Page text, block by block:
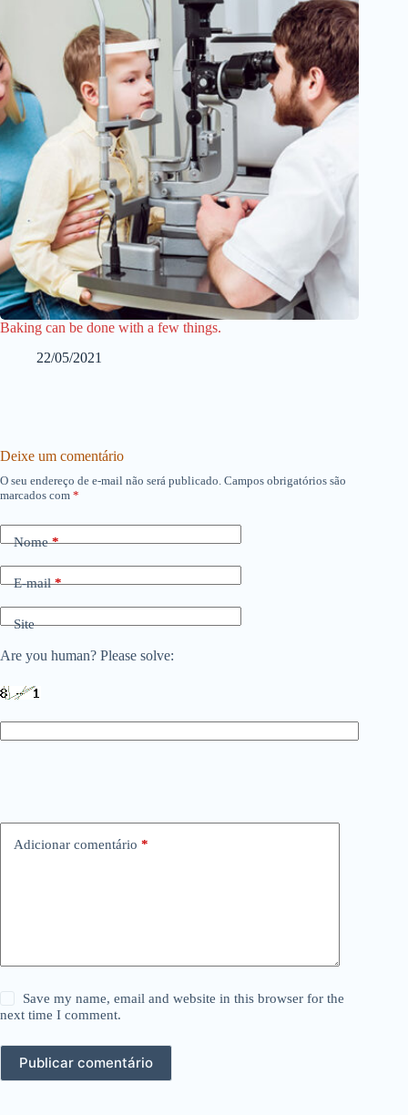
Baking can be done with a few things.
22/05/2021
Deixe um comentário
O seu endereço de e-mail não será publicado. Campos obrigatórios são
marcados com *
Nome*
E-mail*
Site
Are you human? Please solve:
Adicionar comentário *
Save my name, email and website in this browser for the
next time I comment.
Publicar comentário